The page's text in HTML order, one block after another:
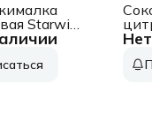
Starwind